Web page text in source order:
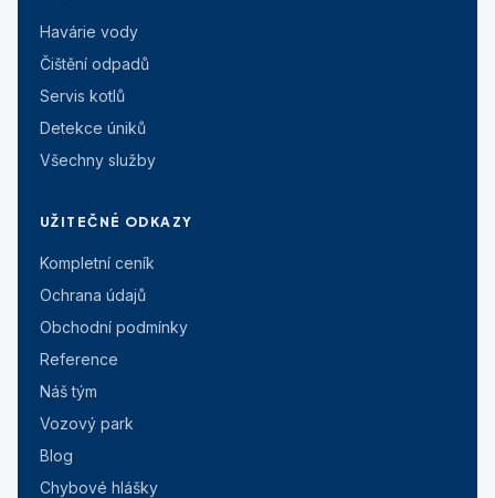
Havárie vody
Čištění odpadů
Servis kotlů
Detekce úniků
Všechny služby
UŽITEČNÉ ODKAZY
Kompletní ceník
Ochrana údajů
Obchodní podmínky
Reference
Náš tým
Vozový park
Blog
Chybové hlášky